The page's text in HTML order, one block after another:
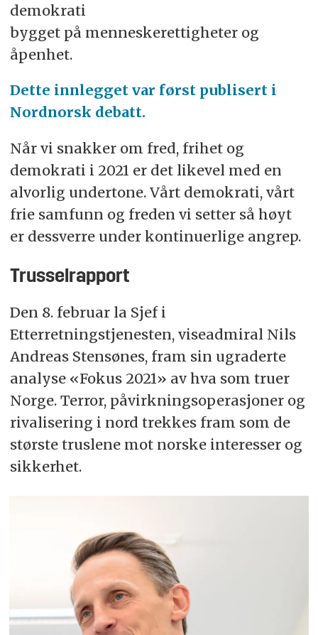
debatt@fofo.no.
demokrati
bygget på menneskerettigheter og
åpenhet.
Dette innlegget var først publisert i
Nordnorsk debatt.
Når vi snakker om fred, frihet og
demokrati i 2021 er det likevel med en
alvorlig undertone. Vårt demokrati, vårt
frie samfunn og freden vi setter så høyt
er dessverre under kontinuerlige angrep.
Trusselrapport
Den 8. februar la Sjef i
Etterretningstjenesten, viseadmiral Nils
Andreas Stensønes, fram sin ugraderte
analyse «Fokus 2021» av hva som truer
Norge. Terror, påvirkningsoperasjoner og
rivalisering i nord trekkes fram som de
største truslene mot norske interesser og
sikkerhet.